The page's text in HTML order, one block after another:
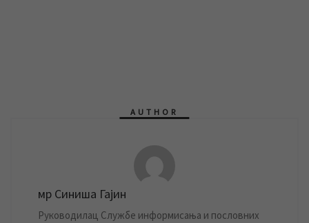
AUTHOR
мр Синиша Гајин
Руководилац Службе информисања и пословних